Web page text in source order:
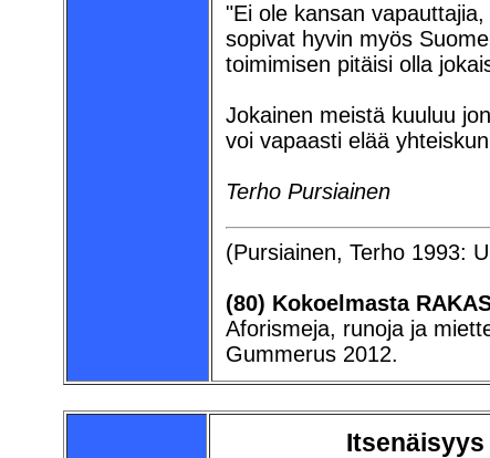
"Ei ole kansan
sopivat hyvin myös
toimimisen pitäisi olla
Jokainen meistä kuuluu
voi vapaasti elää
Terho Pursiainen
(Pursiainen, Terho 1993:
(80) Kokoelmasta
Aforismeja, runoja ja
Gummerus 2012.
Itsenäisyys